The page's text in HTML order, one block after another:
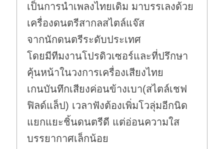
เป็นการนำเพลงไทยเดิม มาบรรเลงด้วย
เครื่องดนตรีสากลสไตล์แจ๊ส
จากนักดนตรีระดับประเทศ
โดยมีทีมงานโปรดิวเซอร์และที่ปรึกษา
คุ้นหน้าในวงการเครื่องเสียงไทย
เกนบันทึกเสียงค่อนข้างเบา(สไตล์เชฟ
ฟิลด์แล็ป) เวลาฟังต้องเพิ่มโวลุ่มอีกนิด
แยกแยะชิ้นดนตรีดี แต่อ่อนความใส
บรรยากาศเล็กน้อย